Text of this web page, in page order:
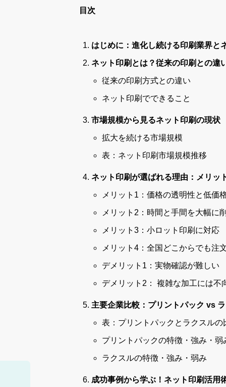
目次
はじめに：進化し続ける印刷業界と
ネット印刷とは？従来の印刷との違
従来の印刷方式との違い
ネット印刷でできること
市場規模から見るネット印刷の現状
拡大を続ける市場規模
表：ネット印刷市場規模推移
ネット印刷が選ばれる理由：メリッ
メリット1：価格の透明性と低価
メリット2：時間と手間を大幅に
メリット3：小ロット印刷に対応
メリット4：全国どこからでも注
デメリット1：実物確認が難しい
デメリット2： 複雑な加工には不
主要企業比較：プリントパック vs
表：プリントパックとラクスルの
プリントパックの特徴・強み・弱
ラクスルの特徴・強み・弱み
成功事例から学ぶ！ネット印刷活用